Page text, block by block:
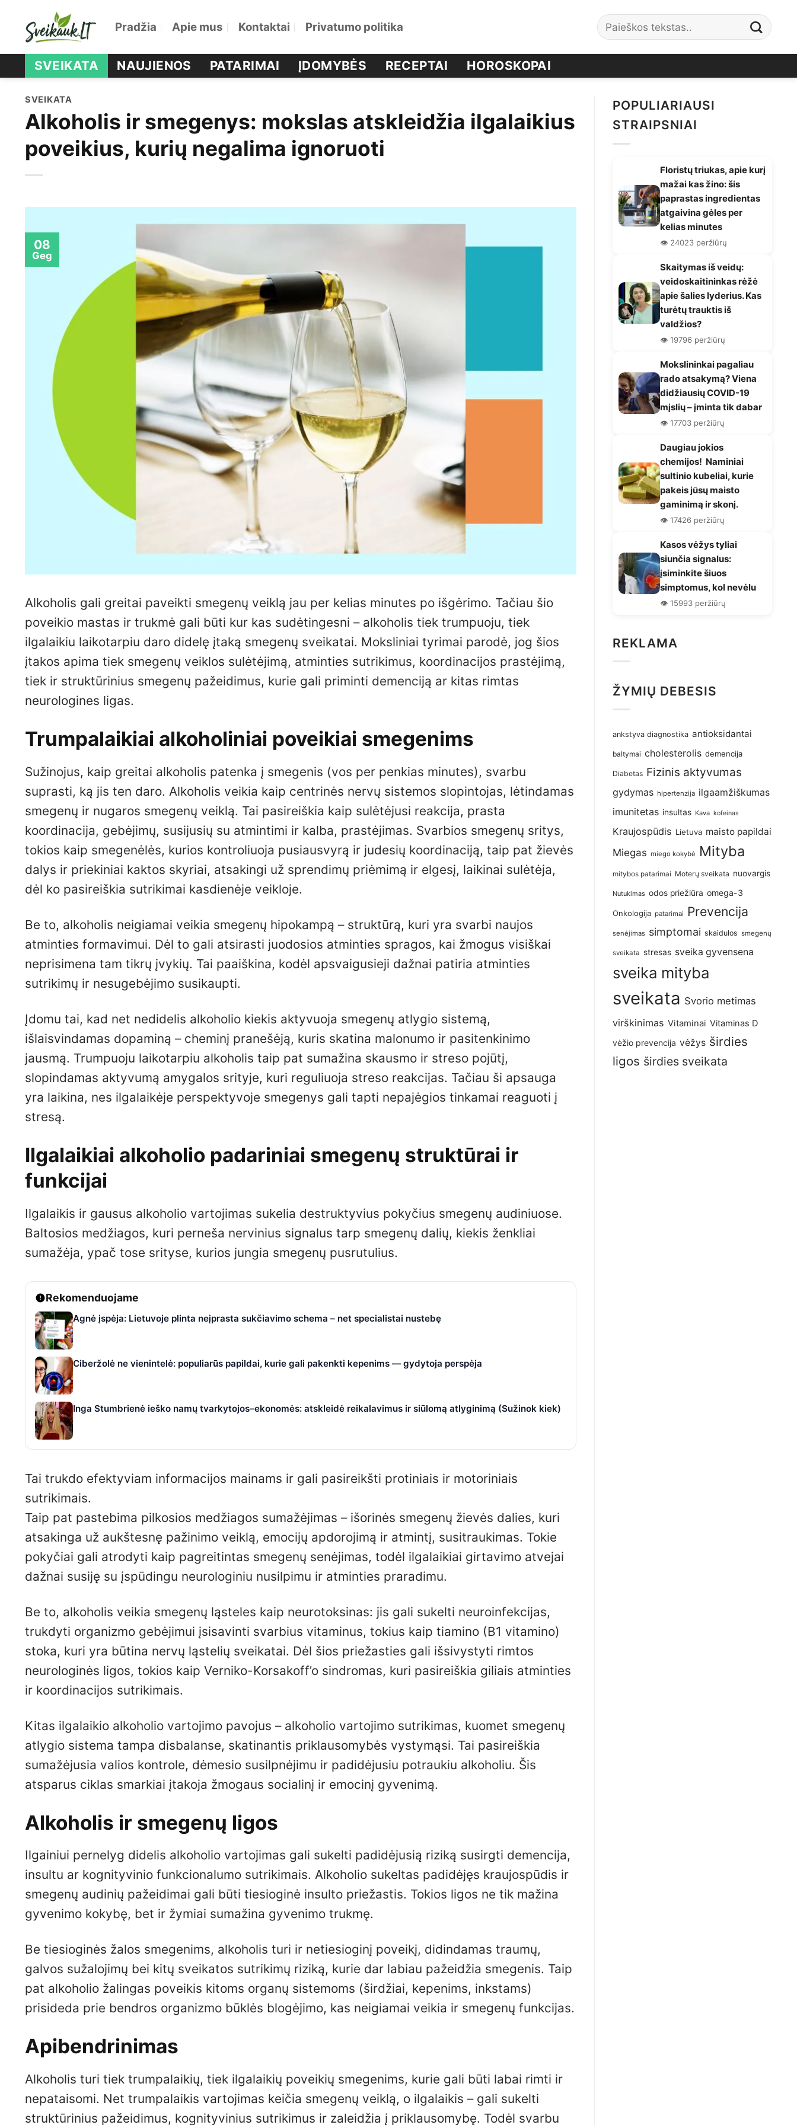
Pradžia Apie mus Kontaktai Privatumo politika
SVEIKATA NAUJIENOS PATARIMAI ĮDOMYBĖS RECEPTAI HOROSKOPAI
SVEIKATA
Alkoholis ir smegenys: mokslas atskleidžia ilgalaikius
poveikius, kurių negalima ignoruoti
08
Geg
Alkoholis gali greitai paveikti smegenų veiklą jau per kelias minutes po išgėrimo. Tačiau šio
poveikio mastas ir trukmė gali būti kur kas sudėtingesni – alkoholis tiek trumpuoju, tiek
ilgalaikiu laikotarpiu daro didelę įtaką smegenų sveikatai. Moksliniai tyrimai parodė, jog šios
įtakos apima tiek smegenų veiklos sulėtėjimą, atminties sutrikimus, koordinacijos prastėjimą,
tiek ir struktūrinius smegenų pažeidimus, kurie gali priminti demenciją ar kitas rimtas
neurologines ligas.
Trumpalaikiai alkoholiniai poveikiai smegenims
Sužinojus, kaip greitai alkoholis patenka į smegenis (vos per penkias minutes), svarbu
suprasti, ką jis ten daro. Alkoholis veikia kaip centrinės nervų sistemos slopintojas, lėtindamas
smegenų ir nugaros smegenų veiklą. Tai pasireiškia kaip sulėtėjusi reakcija, prasta
koordinacija, gebėjimų, susijusių su atmintimi ir kalba, prastėjimas. Svarbios smegenų sritys,
tokios kaip smegenėlės, kurios kontroliuoja pusiausvyrą ir judesių koordinaciją, taip pat žievės
dalys ir priekiniai kaktos skyriai, atsakingi už sprendimų priėmimą ir elgesį, laikinai sulėtėja,
dėl ko pasireiškia sutrikimai kasdienėje veikloje.
Be to, alkoholis neigiamai veikia smegenų hipokampą – struktūrą, kuri yra svarbi naujos
atminties formavimui. Dėl to gali atsirasti juodosios atminties spragos, kai žmogus visiškai
neprisimena tam tikrų įvykių. Tai paaiškina, kodėl apsvaigusieji dažnai patiria atminties
sutrikimų ir nesugebėjimo susikaupti.
Įdomu tai, kad net nedidelis alkoholio kiekis aktyvuoja smegenų atlygio sistemą,
išlaisvindamas dopaminą – cheminį pranešėją, kuris skatina malonumo ir pasitenkinimo
jausmą. Trumpuoju laikotarpiu alkoholis taip pat sumažina skausmo ir streso pojūtį,
slopindamas aktyvumą amygalos srityje, kuri reguliuoja streso reakcijas. Tačiau ši apsauga
yra laikina, nes ilgalaikėje perspektyvoje smegenys gali tapti nepajėgios tinkamai reaguoti į
stresą.
Ilgalaikiai alkoholio padariniai smegenų struktūrai ir
funkcijai
Ilgalaikis ir gausus alkoholio vartojimas sukelia destruktyvius pokyčius smegenų audiniuose.
Baltosios medžiagos, kuri perneša nervinius signalus tarp smegenų dalių, kiekis ženkliai
sumažėja, ypač tose srityse, kurios jungia smegenų pusrutulius.
Rekomenduojame
Agnė įspėja: Lietuvoje plinta neįprasta sukčiavimo schema – net specialistai nustebę
Ciberžolė ne vienintelė: populiarūs papildai, kurie gali pakenkti kepenims — gydytoja perspėja
Inga Stumbrienė ieško namų tvarkytojos–ekonomės: atskleidė reikalavimus ir siūlomą atlyginimą (Sužinok kiek)
Tai trukdo efektyviam informacijos mainams ir gali pasireikšti protiniais ir motoriniais
sutrikimais.
Taip pat pastebima pilkosios medžiagos sumažėjimas – išorinės smegenų žievės dalies, kuri
atsakinga už aukštesnę pažinimo veiklą, emocijų apdorojimą ir atmintį, susitraukimas. Tokie
pokyčiai gali atrodyti kaip pagreitintas smegenų senėjimas, todėl ilgalaikiai girtavimo atvejai
dažnai susiję su įspūdingu neurologiniu nusilpimu ir atminties praradimu.
Be to, alkoholis veikia smegenų ląsteles kaip neurotoksinas: jis gali sukelti neuroinfekcijas,
trukdyti organizmo gebėjimui įsisavinti svarbius vitaminus, tokius kaip tiamino (B1 vitamino)
stoka, kuri yra būtina nervų ląstelių sveikatai. Dėl šios priežasties gali išsivystyti rimtos
neurologinės ligos, tokios kaip Verniko-Korsakoff’o sindromas, kuri pasireiškia giliais atminties
ir koordinacijos sutrikimais.
Kitas ilgalaikio alkoholio vartojimo pavojus – alkoholio vartojimo sutrikimas, kuomet smegenų
atlygio sistema tampa disbalanse, skatinantis priklausomybės vystymąsi. Tai pasireiškia
sumažėjusia valios kontrole, dėmesio susilpnėjimu ir padidėjusiu potraukiu alkoholiu. Šis
atsparus ciklas smarkiai įtakoja žmogaus socialinį ir emocinį gyvenimą.
Alkoholis ir smegenų ligos
Ilgainiui pernelyg didelis alkoholio vartojimas gali sukelti padidėjusią riziką susirgti demencija,
insultu ar kognityvinio funkcionalumo sutrikimais. Alkoholio sukeltas padidėjęs kraujospūdis ir
smegenų audinių pažeidimai gali būti tiesioginė insulto priežastis. Tokios ligos ne tik mažina
gyvenimo kokybę, bet ir žymiai sumažina gyvenimo trukmę.
Be tiesioginės žalos smegenims, alkoholis turi ir netiesioginį poveikį, didindamas traumų,
galvos sužalojimų bei kitų sveikatos sutrikimų riziką, kurie dar labiau pažeidžia smegenis. Taip
pat alkoholio žalingas poveikis kitoms organų sistemoms (širdžiai, kepenims, inkstams)
prisideda prie bendros organizmo būklės blogėjimo, kas neigiamai veikia ir smegenų funkcijas.
Apibendrinimas
Alkoholis turi tiek trumpalaikių, tiek ilgalaikių poveikių smegenims, kurie gali būti labai rimti ir
nepataisomi. Net trumpalaikis vartojimas keičia smegenų veiklą, o ilgalaikis – gali sukelti
struktūrinius pažeidimus, kognityvinius sutrikimus ir zaleidžia į priklausomybę. Todėl svarbu
POPULIARIAUSI
STRAIPSNIAI
Floristų triukas, apie kurį
mažai kas žino: šis
paprastas ingredientas
atgaivina gėles per
kelias minutes
👁️ 24023 peržiūrų
Skaitymas iš veidų:
veidoskaitininkas rėžė
apie šalies lyderius. Kas
turėtų trauktis iš
valdžios?
👁️ 19796 peržiūrų
Mokslininkai pagaliau
rado atsakymą? Viena
didžiausių COVID-19
mįslių – įminta tik dabar
👁️ 17703 peržiūrų
Daugiau jokios
chemijos! Naminiai
sultinio kubeliai, kurie
pakeis jūsų maisto
gaminimą ir skonį.
👁️ 17426 peržiūrų
Kasos vėžys tyliai
siunčia signalus:
įsiminkite šiuos
simptomus, kol nevėlu
👁️ 15993 peržiūrų
REKLAMA
ŽYMIŲ DEBESIS
ankstyva diagnostika antioksidantai
baltymai cholesterolis demencija
Diabetas Fizinis aktyvumas
gydymas hipertenzija ilgaamžiškumas
imunitetas insultas Kava kofeinas
Kraujospūdis Lietuva maisto papildai
Miegas miego kokybė Mityba
mitybos patarimai Moterų sveikata nuovargis
Nutukimas odos priežiūra omega-3
Onkologija patarimai Prevencija
senėjimas simptomai skaidulos smegenų
sveikata stresas sveika gyvensena
sveika mityba
sveikata Svorio metimas
virškinimas Vitaminai Vitaminas D
vėžio prevencija vėžys širdies
ligos širdies sveikata